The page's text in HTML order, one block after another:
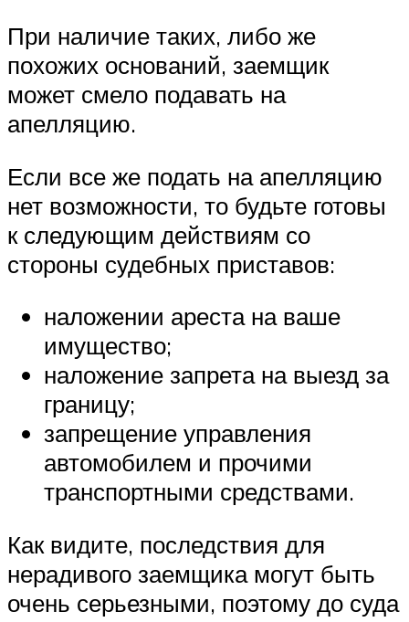
При наличие таких, либо же
похожих оснований, заемщик
может смело подавать на
апелляцию.
Если все же подать на апелляцию
нет возможности, то будьте готовы
к следующим действиям со
стороны судебных приставов:
наложении ареста на ваше
имущество;
наложение запрета на выезд за
границу;
запрещение управления
автомобилем и прочими
транспортными средствами.
Как видите, последствия для
нерадивого заемщика могут быть
очень серьезными, поэтому до суда